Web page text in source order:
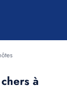
à